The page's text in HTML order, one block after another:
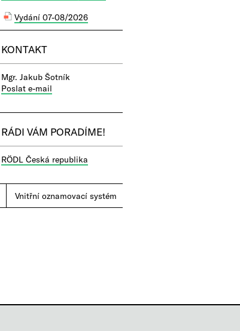
Vydání 07-08/2026
KONTAKT
Mgr. Jakub Šotník
Poslat e-mail
RÁDI VÁM PORADÍME!
RÖDL Česká republika
Vnitřní oznamovací systém